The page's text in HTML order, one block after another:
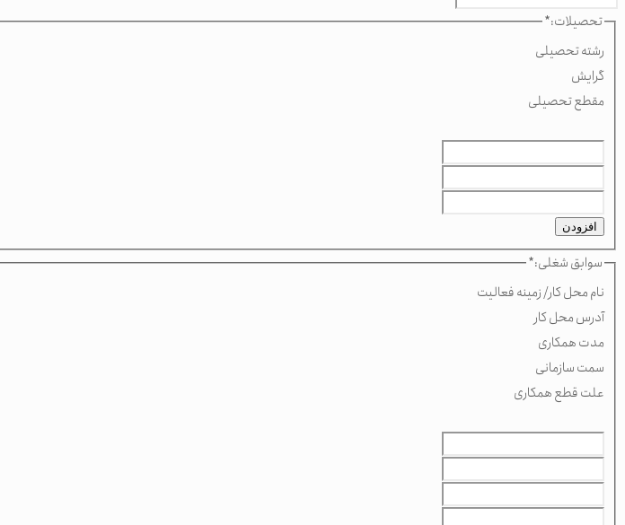
تحصیلات:*
رشته تحصیلی
گرایش
مقطع تحصیلی
افزودن
سوابق شغلی:*
نام محل کار/ زمینه فعالیت
آدرس محل کار
مدت همکاری
سمت سازمانی
علت قطع همکاری